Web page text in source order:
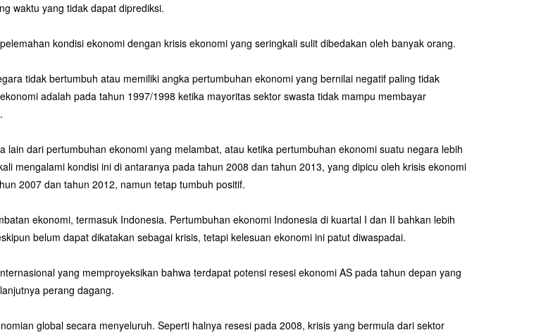
waktu yang tidak dapat diprediksi.
kondisi ekonomi dengan krisis ekonomi yang seringkali sulit dibedakan oleh banyak orang.
tidak bertumbuh atau memiliki angka pertumbuhan ekonomi yang bernilai negatif paling tidak
adalah pada tahun 1997/1998 ketika mayoritas sektor swasta tidak mampu membayar
.
dari pertumbuhan ekonomi yang melambat, atau ketika pertumbuhan ekonomi suatu negara lebih
mengalami kondisi ini di antaranya pada tahun 2008 dan tahun 2013, yang dipicu oleh krisis ekonomi
2007 dan tahun 2012, namun tetap tumbuh positif.
ekonomi, termasuk Indonesia. Pertumbuhan ekonomi Indonesia di kuartal I dan II bahkan lebih
belum dapat dikatakan sebagai krisis, tetapi kelesuan ekonomi ini patut diwaspadai.
yang memproyeksikan bahwa terdapat potensi resesi ekonomi AS pada tahun depan yang
perang dagang.
global secara menyeluruh. Seperti halnya resesi pada 2008, krisis yang bermula dari sektor